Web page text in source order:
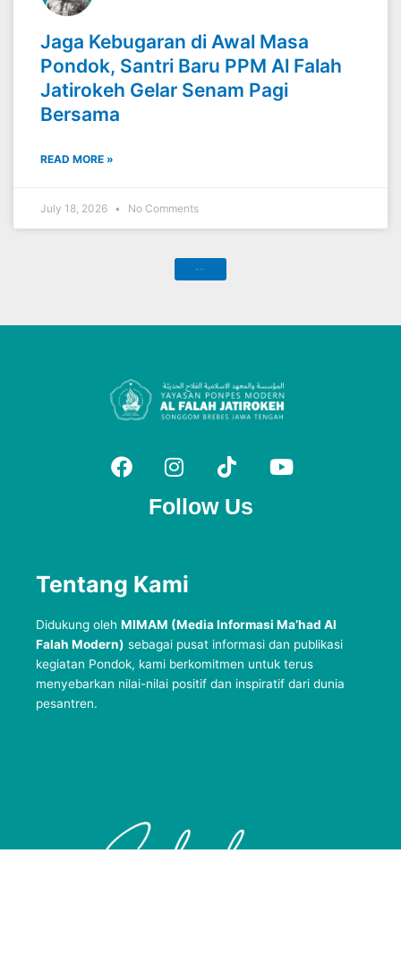
Jaga Kebugaran di Awal Masa
Pondok, Santri Baru PPM Al Falah
Jatirokeh Gelar Senam Pagi
Bersama
READ MORE »
July 18, 2026 No Comments
Follow Us
Tentang Kami
Didukung oleh MIMAM (Media Informasi Ma’had Al
Falah Modern) sebagai pusat informasi dan publikasi
kegiatan Pondok, kami berkomitmen untuk terus
menyebarkan nilai-nilai positif dan inspiratif dari dunia
pesantren.